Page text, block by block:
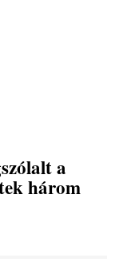
a
három